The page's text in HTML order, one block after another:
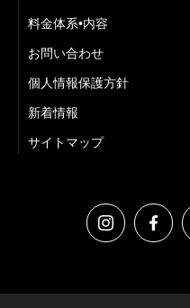
料金体系•内容
お問い合わせ
個人情報保護方針
新着情報
サイトマップ